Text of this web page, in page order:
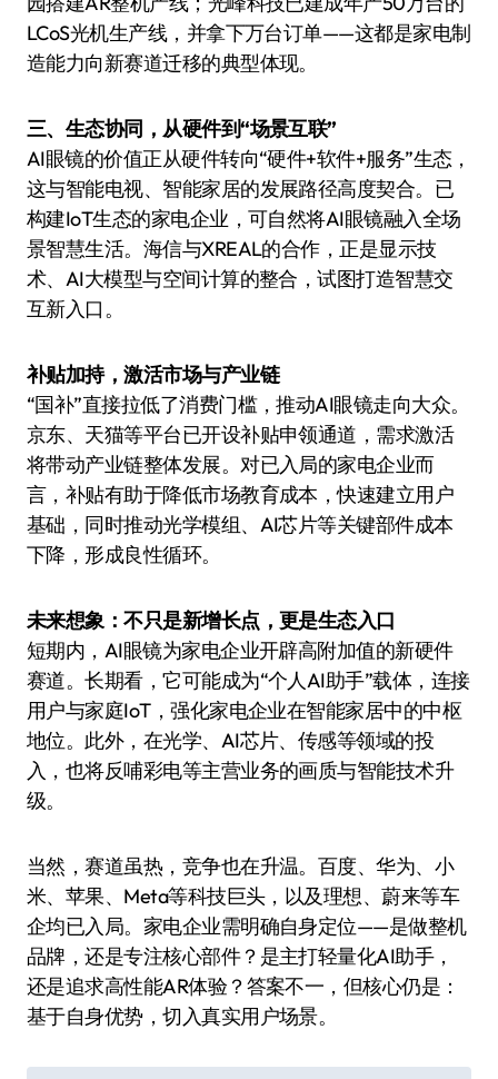
LCoS光机生产线，并拿下万台订单——这都是家电制
造能力向新赛道迁移的典型体现。
三、生态协同，从硬件到“场景互联”
AI眼镜的价值正从硬件转向“硬件+软件+服务”生态，
这与智能电视、智能家居的发展路径高度契合。已
构建IoT生态的家电企业，可自然将AI眼镜融入全场
景智慧生活。海信与XREAL的合作，正是显示技
术、AI大模型与空间计算的整合，试图打造智慧交
互新入口。
补贴加持，激活市场与产业链
“国补”直接拉低了消费门槛，推动AI眼镜走向大众。
京东、天猫等平台已开设补贴申领通道，需求激活
将带动产业链整体发展。对已入局的家电企业而
言，补贴有助于降低市场教育成本，快速建立用户
基础，同时推动光学模组、AI芯片等关键部件成本
下降，形成良性循环。
未来想象：不只是新增长点，更是生态入口
短期内，AI眼镜为家电企业开辟高附加值的新硬件
赛道。长期看，它可能成为“个人AI助手”载体，连接
用户与家庭IoT，强化家电企业在智能家居中的中枢
地位。此外，在光学、AI芯片、传感等领域的投
入，也将反哺彩电等主营业务的画质与智能技术升
级。
当然，赛道虽热，竞争也在升温。百度、华为、小
米、苹果、Meta等科技巨头，以及理想、蔚来等车
企均已入局。家电企业需明确自身定位——是做整机
品牌，还是专注核心部件？是主打轻量化AI助手，
还是追求高性能AR体验？答案不一，但核心仍是：
基于自身优势，切入真实用户场景。